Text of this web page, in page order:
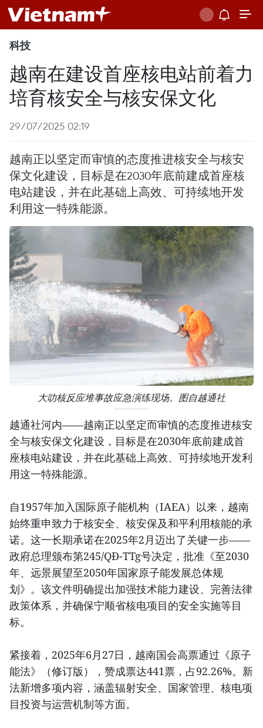
科技
越南在建设首座核电站前着力
培育核安全与核安保文化
29/07/2025 02:19
越南正以坚定而审慎的态度推进核安全与核安
保文化建设，目标是在2030年底前建成首座核
电站建设，并在此基础上高效、可持续地开发
利用这一特殊能源。
大叻核反应堆事故应急演练现场。图自越通社
越通社河内——越南正以坚定而审慎的态度推进核安
全与核安保文化建设，目标是在2030年底前建成首
座核电站建设，并在此基础上高效、可持续地开发利
用这一特殊能源。
自1957年加入国际原子能机构（IAEA）以来，越南
始终重申致力于核安全、核安保及和平利用核能的承
诺。这一长期承诺在2025年2月迈出了关键一步——
政府总理颁布第245/QĐ-TTg号决定，批准《至2030
年、远景展望至2050年国家原子能发展总体规
划》。该文件明确提出加强技术能力建设、完善法律
政策体系，并确保宁顺省核电项目的安全实施等目
标。
紧接着，2025年6月27日，越南国会高票通过《原子
能法》（修订版），赞成票达441票，占92.26%。新
法新增多项内容，涵盖辐射安全、国家管理、核电项
目投资与运营机制等方面。